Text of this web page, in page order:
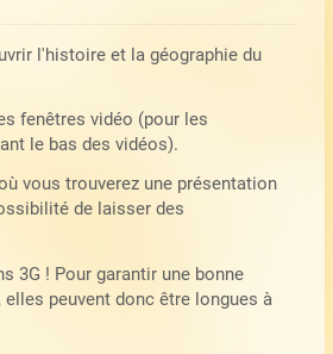
l'histoire et la géographie du
fenêtres vidéo (pour les
le bas des vidéos).
vous trouverez une présentation
de laisser des
3G ! Pour garantir une bonne
peuvent donc être longues à